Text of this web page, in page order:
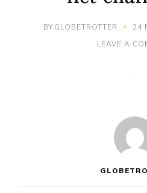
BY GLOBETROTTER
24
LEAVE A